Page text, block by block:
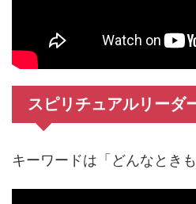
スピリチュアルリーダ
キーワードは「どんなとき